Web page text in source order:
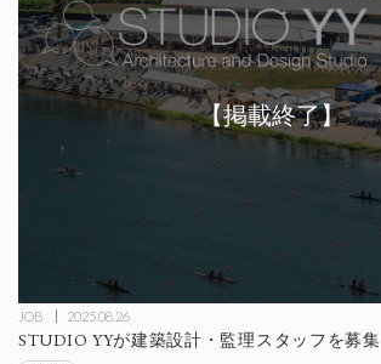
JOB 2025.08.26
STUDIO YYが建築設計・監理スタッフを募集